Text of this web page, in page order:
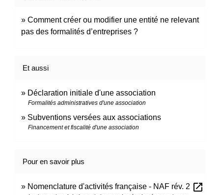
Comment créer ou modifier une entité ne relevant
pas des formalités d’entreprises ?
Et aussi
Déclaration initiale d'une association
Formalités administratives d'une association
Subventions versées aux associations
Financement et fiscalité d'une association
Pour en savoir plus
Nomenclature d'activités française - NAF rév. 2 open_in_new